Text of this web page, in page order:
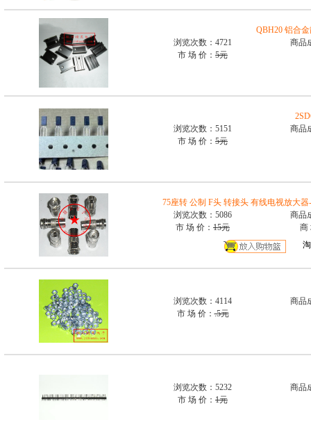
QBH20 铝合
浏览次数：4721
商品
市 场 价： 5元
浏览次数：5151
商品
市 场 价： 5元
75座转 公制 F头 转接头 有线电视放大
浏览次数：5086
商品
市 场 价： 15元
商
浏览次数：4114
商品
市 场 价：.5元
浏览次数：5232
商品
市 场 价： 1元